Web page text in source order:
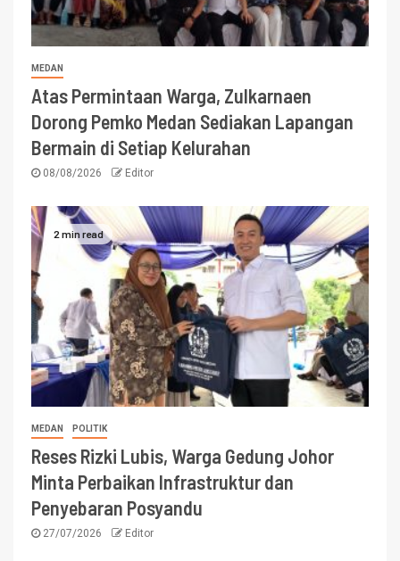
MEDAN
Atas Permintaan Warga, Zulkarnaen
Dorong Pemko Medan Sediakan Lapangan
Bermain di Setiap Kelurahan
08/08/2026 Editor
2 min read
MEDAN POLITIK
Reses Rizki Lubis, Warga Gedung Johor
Minta Perbaikan Infrastruktur dan
Penyebaran Posyandu
27/07/2026 Editor